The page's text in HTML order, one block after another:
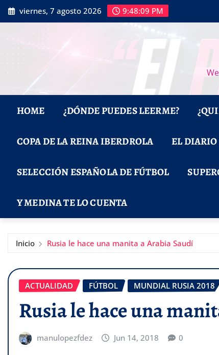
Saltar
al
viernes, 7 agosto 2026 9:48:10 PM
HOME ¿DÓNDE PUEDES LEERME?
COPA DE LA REINA IBERDROLA EL
SELECCIÓN ESPAÑOLA DE FÚTBOL
Y MEDINA TE LO CUENTA
Inicio Rusia le hace una manita a Arabia Saudí
ACTUALIDAD FÚTBOL MUNDIAL RUSIA 2018
Rusia le hace una
manulopezfdez Jun 14, 2018 0